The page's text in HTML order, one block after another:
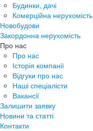
Будинки, дачі
Комерційна нерухомість
Новобудови
Закордонна нерухомість
Про нас
Про нас
Історія компанії
Відгуки про нас
Наші спеціалісти
Вакансії
Залишити заявку
Новини та статті
Контакти